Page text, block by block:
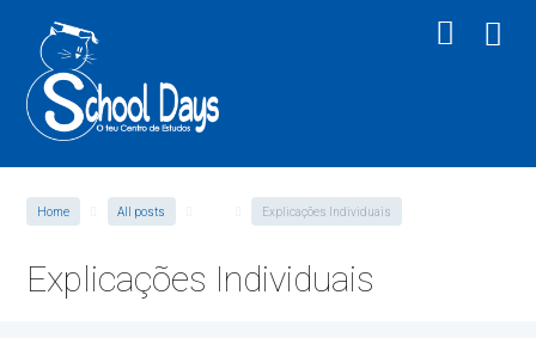
Home All posts Explicações Individuais
Explicações Individuais